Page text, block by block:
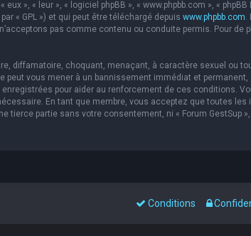
», « leur », « logiciel phpBB », « www.phpbb.com », «
« GPL ») et qui peut être téléchargé depuis www.phpbb.com.
pas comme contenu ou conduite permis. Pour
diffamatoire, choquant, menaçant, à caractère sexuel ou
peut vous mener à un bannissement immédiat et
pour aider au renforcement de ces conditions.
En tant que membre, vous acceptez que toutes
partie sans votre consentement, ni « Forum GestSup
Conditions